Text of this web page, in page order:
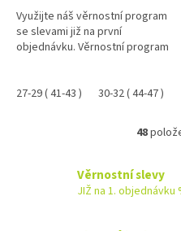
Využijte náš věrnostní program
se slevami již na první
objednávku. Věrnostní program
27-29 ( 41-43 ) 30-32 ( 44-47 )
48
Věrnostní slevy
JIŽ na 1. objednávku